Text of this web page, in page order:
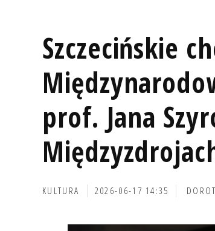
Szczecińskie
prof. Jana
KULTURA 2026-06-17 14:35